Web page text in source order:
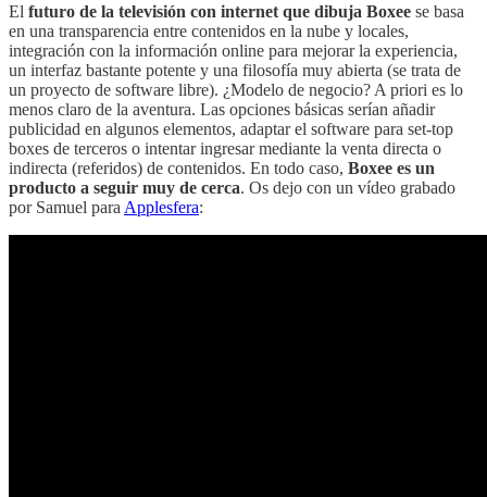
El futuro de la televisión con internet que dibuja Boxee se basa
en una transparencia entre contenidos en la nube y locales,
integración con la información online para mejorar la experiencia,
un interfaz bastante potente y una filosofía muy abierta (se trata de
un proyecto de software libre). ¿Modelo de negocio? A priori es lo
menos claro de la aventura. Las opciones básicas serían añadir
publicidad en algunos elementos, adaptar el software para set-top
boxes de terceros o intentar ingresar mediante la venta directa o
indirecta (referidos) de contenidos. En todo caso, Boxee es un
producto a seguir muy de cerca. Os dejo con un vídeo grabado
por Samuel para Applesfera: